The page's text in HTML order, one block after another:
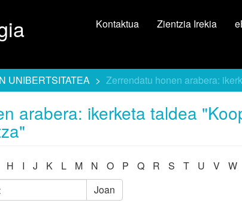
Kontaktua Zientzia Irekia
UNIBERTSITATEA Zerrendatu honen arabera:
arabera: ikerketa taldea
H I J K L M N O P Q R S T U V W
Joan